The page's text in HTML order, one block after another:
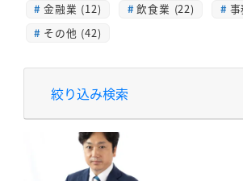
金融業 (12)
飲食業 (22)
その他 (42)
絞り込み検索